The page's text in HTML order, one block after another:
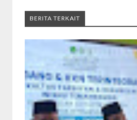
BERITA TERKAIT